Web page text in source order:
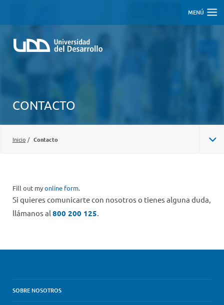
MENÚ
CONTACTO
Inicio / Contacto
Fill out myonline form.
Si quieres comunicarte con nosotros o tienes alguna duda,
llámanos al 800 200 125.
SOBRE NOSOTROS